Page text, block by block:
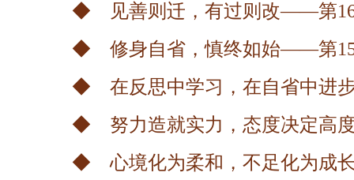
◆ 见善则迁，有过则改——第16
◆ 修身自省，慎终如始——第15
◆ 在反思中学习，在自省中进
◆ 努力造就实力，态度决定高
◆ 心境化为柔和，不足化为成